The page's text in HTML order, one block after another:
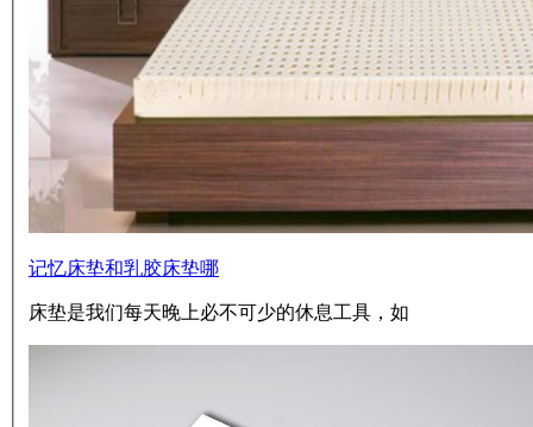
记忆床垫和乳胶床垫哪
床垫是我们每天晚上必不可少的休息工具，如